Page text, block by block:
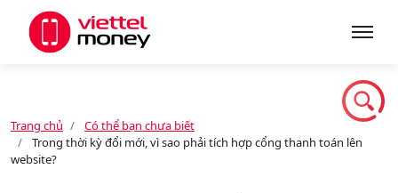
Sản phẩm
Trang chủ
Có thể bạn chưa biết
Trong thời kỳ đổi mới, vì sao phải tích hợp cổng thanh toán lên
website?